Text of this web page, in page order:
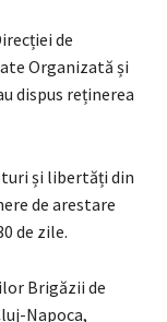
de
Organizată și
dispus reținerea
și libertăți din
de arestare
de zile.
Brigăzii de
Napoca,